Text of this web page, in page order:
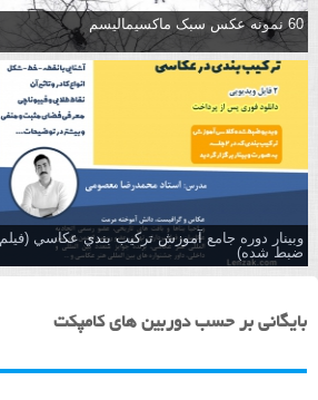
60 نمونه عکس سبک ماکسیمالیسم
وبینار دوره جامع آموزش تركيب بندي عكاسي (فیلم
ضبط شده)
بایگانی بر حسب دوربین های کامپکت